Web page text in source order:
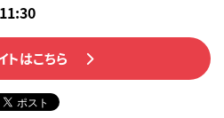
トはこちら